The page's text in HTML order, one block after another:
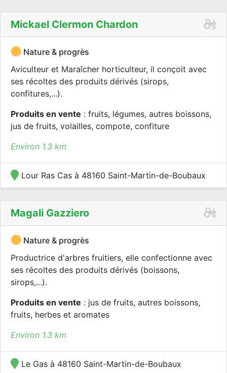
Mickael Clermon Chardon
Nature & progrès
Aviculteur et Maraîcher horticulteur, il conçoit avec
ses récoltes des produits dérivés (sirops,
confitures,...).
Produits en vente : fruits, légumes, autres boissons,
jus de fruits, volailles, compote, confiture
Environ 1.3 km
Lour Ras Cas à 48160 Saint-Martin-de-Boubaux
Magali Gazziero
Nature & progrès
Productrice d'arbres fruitiers, elle confectionne avec
ses récoltes des produits dérivés (boissons,
sirops,...).
Produits en vente : jus de fruits, autres boissons,
fruits, herbes et aromates
Environ 1.3 km
Le Gas à 48160 Saint-Martin-de-Boubaux